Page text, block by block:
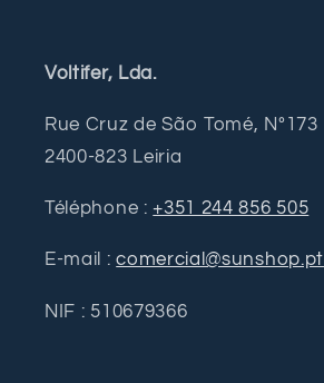
Voltifer, Lda.
Rue Cruz de São Tomé, Nº173
2400-823 Leiria
Téléphone :+351 244 856 505
E-mail :comercial@sunshop.pt
NIF : 510679366